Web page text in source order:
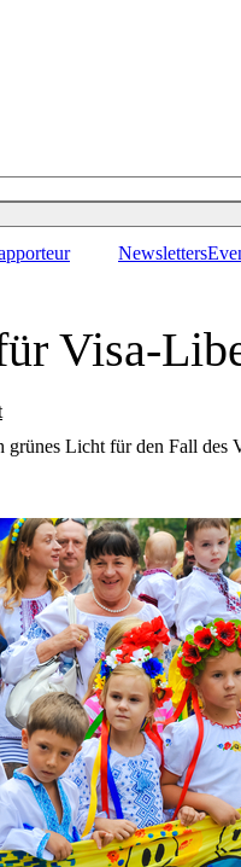
Newsletters
Visa-
grünes Licht für den Fall